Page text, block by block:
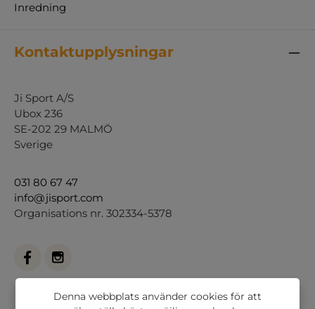
Inredning
Kontaktupplysningar
Ji Sport A/S
Ubox 236
SE-202 29 MALMÖ
Sverige
031 80 67 47
info@jisport.com
Organisations nr. 302334-5378
Denna webbplats använder cookies för att